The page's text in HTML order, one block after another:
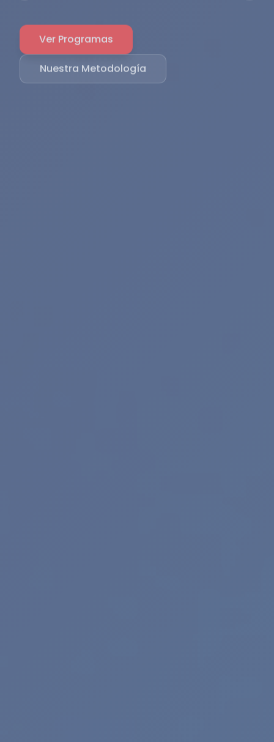
Ver Programas
Nuestra Metodología